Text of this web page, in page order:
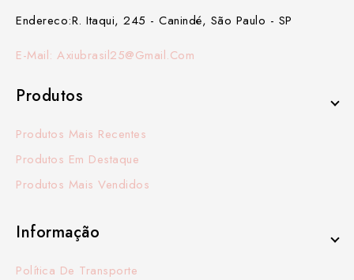
Endereco:R. Itaqui, 245 - Canindé, São Paulo - SP
E-Mail: Axiubrasil25@gmail.com
Produtos
Produtos Mais Recentes
Produtos Em Destaque
Produtos Mais Vendidos
Informação
Política De Transporte